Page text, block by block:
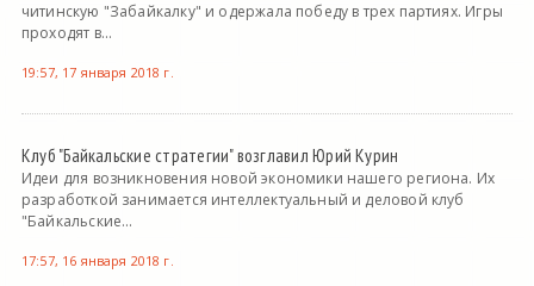
читинскую "Забайкалку" и одержала победу в трех партиях. Игры
проходят в...
19:57, 17 января 2018 г.
Клуб "Байкальские стратегии" возглавил Юрий Курин
Идеи для возникновения новой экономики нашего региона. Их
разработкой занимается интеллектуальный и деловой клуб
"Байкальские...
17:57, 16 января 2018 г.